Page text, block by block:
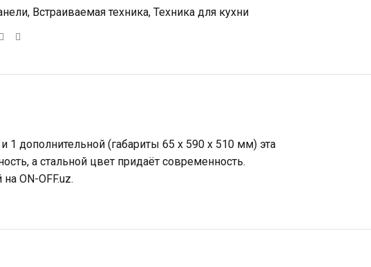
, Встраиваемая техника, Техника для кухни
1 дополнительной (габариты 65 х 590 х 510 мм) эта
а стальной цвет придаёт современность.
ON-OFF.uz.